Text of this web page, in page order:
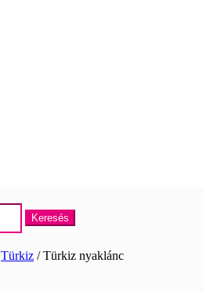
Türkiz / Türkiz nyaklánc